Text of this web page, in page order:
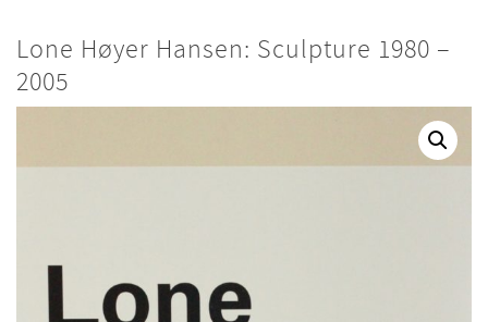
Lone Høyer Hansen: Sculpture 1980 –
2005